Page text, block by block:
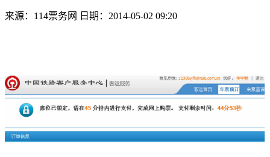
来源：114票务网 日期：2014-05-02 09:20